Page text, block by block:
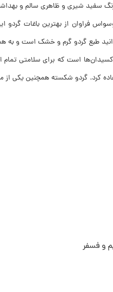
شیری و ظاهری سالم و
فراوان از بهترین باغات گردو
طبع گردو گرم و خشک است و به
است که برای سلامتی
کرد. گردو شکسته همچنین یکی
و فسفر